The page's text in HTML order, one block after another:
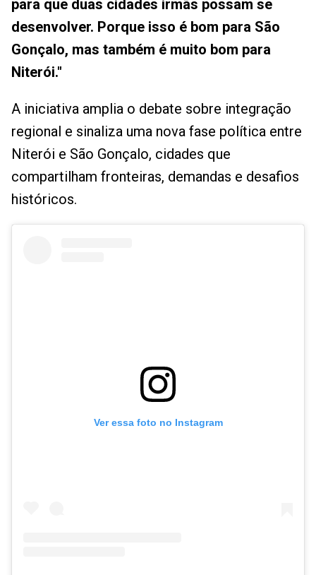
para que duas cidades irmãs possam se
desenvolver. Porque isso é bom para São
Gonçalo, mas também é muito bom para
Niterói."
A iniciativa amplia o debate sobre integração
regional e sinaliza uma nova fase política entre
Niterói e São Gonçalo, cidades que
compartilham fronteiras, demandas e desafios
históricos.
Ver essa foto no Instagram